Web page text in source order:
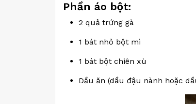
Phần áo bột:
2 quả trứng gà
1 bát nhỏ bột mì
1 bát bột chiên xù
Dầu ăn (dầu đậu nành hoặc